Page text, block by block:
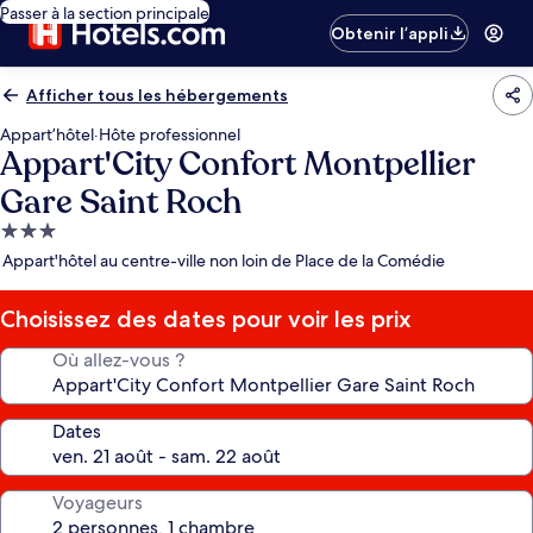
Passer à la section principale
Obtenir l’appli
Afficher tous les hébergements
Appart’hôtel·Hôte professionnel
Appart'City Confort Montpellier
Gare Saint Roch
Hébergement
3.0 étoiles
Appart'hôtel au centre-ville non loin de Place de la Comédie
Choisissez des dates pour voir les prix
Où allez-vous ?
Dates
Voyageurs